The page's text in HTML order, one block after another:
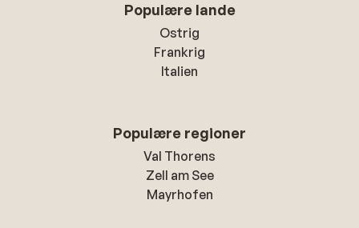
Populære lande
Ostrig
Frankrig
Italien
Populære regioner
Val Thorens
Zell am See
Mayrhofen